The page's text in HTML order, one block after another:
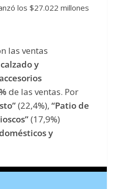
los $27.022 millones
las ventas
y
de las ventas. Por
(22,4%), “Patio de
(17,9%)
y